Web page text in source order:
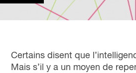
Certains disent que
Mais s’il y a un moyen de